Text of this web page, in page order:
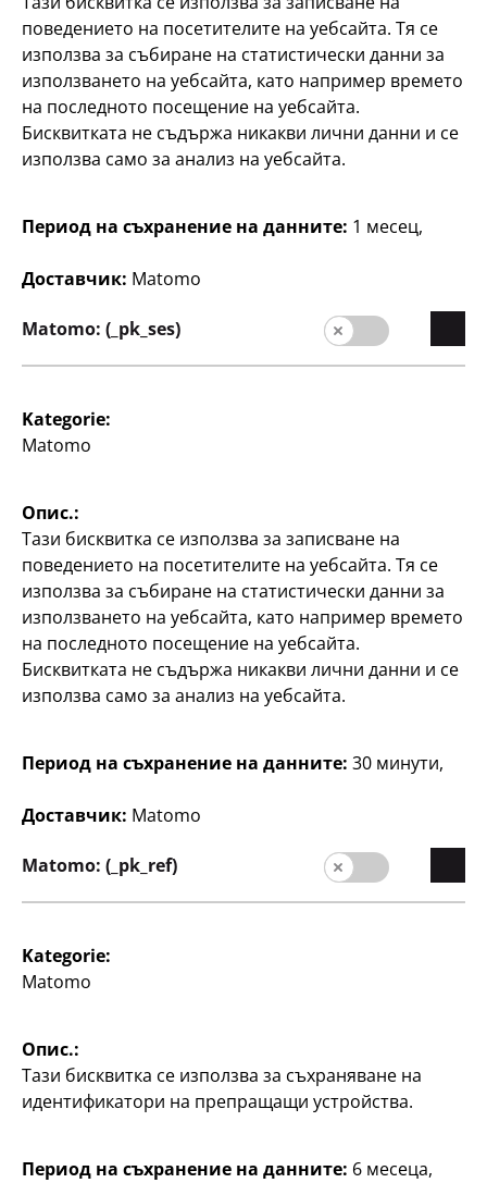
Играчки
Бутилка за пиене за
кукла
различни дизайни, по
1 €
Играчки
Комплект плюшени
играчки-животни
включително кутия за
транспортиране,
различни дизайни, по
Топка за стискане
25
Плюшена играчка
Валутен курс
кариера
поведението на посетителите на уебсайта. Тя се
използва за събиране на статистически данни за
използването на уебсайта, като например времето
на последното посещение на уебсайта.
Бисквитката не съдържа никакви лични данни и се
използва само за анализ на уебсайта.
Период на съхранение на данните: 1 месец,
Доставчик: Matomo
Matomo: (_pk_ses)
Kategorie:
Matomo
Опис.:
Тази бисквитка се използва за записване на
поведението на посетителите на уебсайта. Тя се
използва за събиране на статистически данни за
използването на уебсайта, като например времето
на последното посещение на уебсайта.
Бисквитката не съдържа никакви лични данни и се
използва само за анализ на уебсайта.
Период на съхранение на данните: 30 минути,
Доставчик: Matomo
Matomo: (_pk_ref)
Kategorie:
Matomo
Опис.:
Тази бисквитка се използва за съхраняване на
идентификатори на препращащи устройства.
Период на съхранение на данните: 6 месеца,